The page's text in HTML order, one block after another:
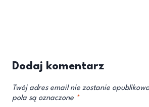
Dodaj komentarz
Twój adres email nie zostanie
pola są oznaczone *